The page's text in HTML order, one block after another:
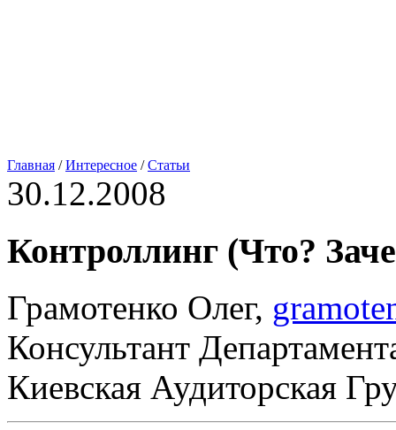
Главная /Интересное /Статьи
30.12.2008
Контроллинг (Что?
Грамотенко Олег,
Консультант
Киевская Аудиторская